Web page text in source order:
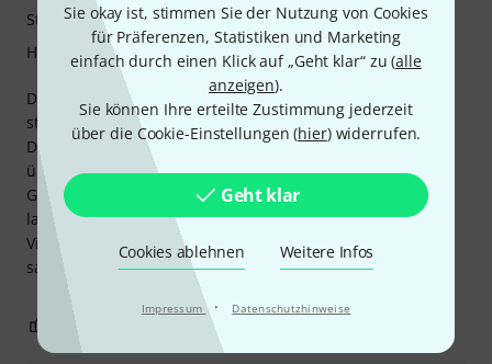
Sie okay ist, stimmen Sie der Nutzung von Cookies
für Präferenzen, Statistiken und Marketing
einfach durch einen Klick auf „Geht klar“ zu (alle
anzeigen).
Sie können Ihre erteilte Zustimmung jederzeit
über die Cookie-Einstellungen (hier) widerrufen.
Geht klar
Cookies ablehnen Weitere Infos
Impressum · Datenschutzhinweise
Das Gehäuse ist auch mit zwei Endstufen vom Typ TA-1050
stabil.
Das Handling ist I.O. Fünf HE stehen auch mit
überstehenden Schrauben zur Verfügung.
Gern würde ich einige Euro mehr ausgeben und dafür die
langen Endstufen auch hinten verschrauben können.
Vielleicht nimmt man diese Anregung mit an - Werbung
sagt ja für die extra lange Endstufen wie die TA-Serie!
Stabilität
Handling
BEWERTUNG MELDEN